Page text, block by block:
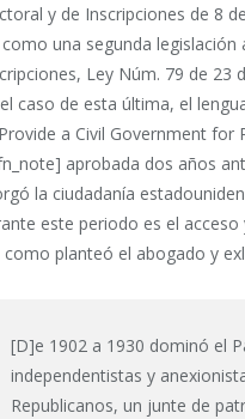
y de Inscripciones de 8
como una segunda
Ley Núm. 79 de 23
caso de esta última, el
a Civil Government for
aprobada dos años
la ciudadanía
este periodo es el
como planteó el abogado y
[D]e 1902 a 1930 dominó el
independentistas y
Republicanos, un junte de